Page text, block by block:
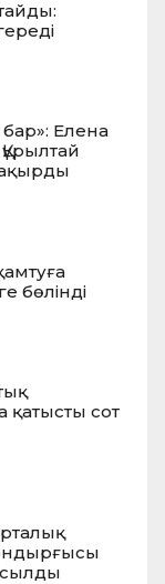
Елена
бөлінді
қатысты сот